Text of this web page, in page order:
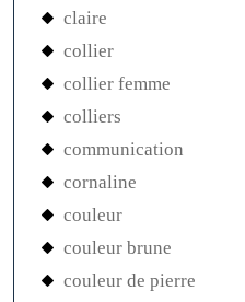
claire
collier
collier femme
colliers
communication
cornaline
couleur
couleur brune
couleur de pierre